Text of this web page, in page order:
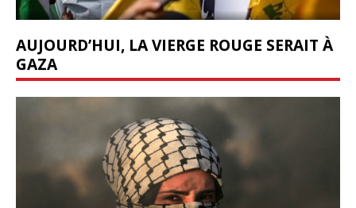
AUJOURD’HUI, LA VIERGE ROUGE SERAIT À
GAZA